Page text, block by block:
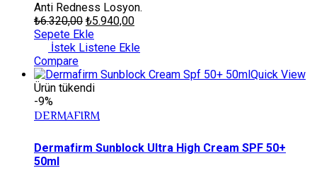
Anti Redness Losyon.
₺6.320,00 ₺5.940,00
Sepete Ekle
İstek Listene Ekle
Compare
Quick View
Ürün tükendi
-9%
DERMAFIRM
Dermafirm Sunblock Ultra High Cream SPF 50+
50ml